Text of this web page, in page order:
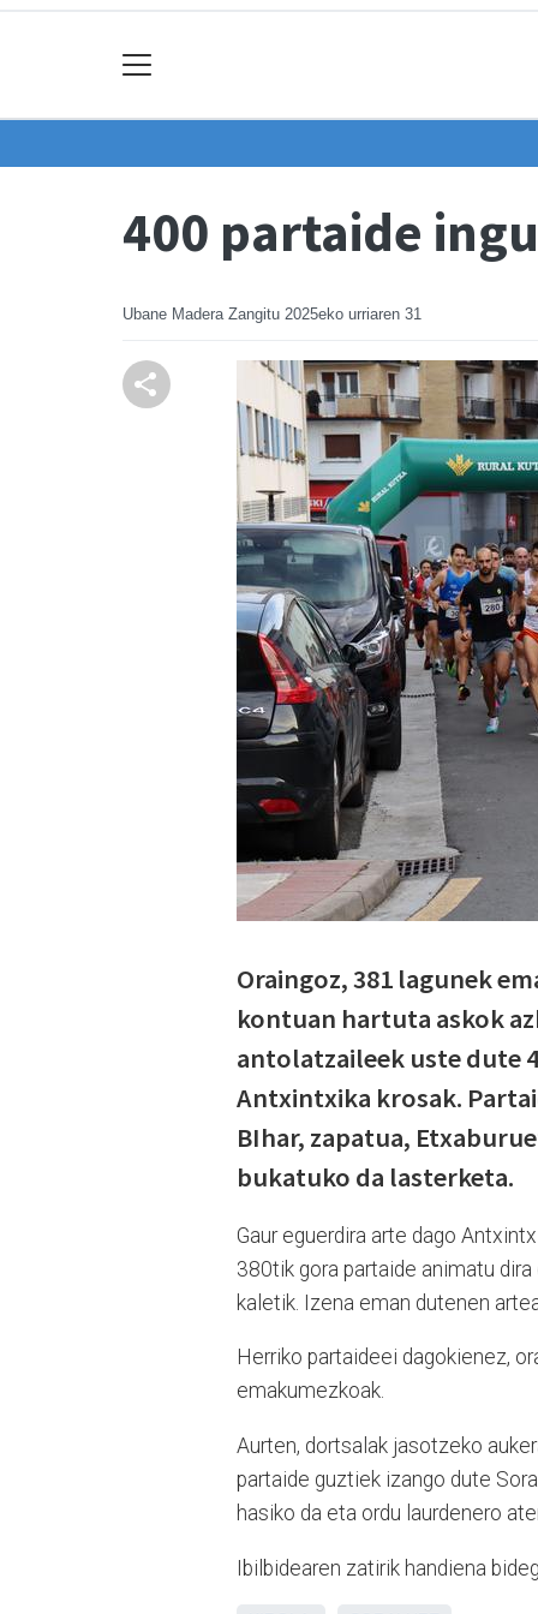
400 partaide
Ubane Madera Zangitu 2025eko urriaren 31
Oraingoz, 381 lagunek
kontuan hartuta askok
antolatzaileek uste dute
Antxintxika krosak.
BIhar, zapatua,
bukatuko da lasterketa.
Gaur eguerdira arte dago
380tik gora partaide animatu
kaletik. Izena eman dutenen
Herriko partaideei dagokienez,
emakumezkoak.
Aurten, dortsalak jasotzeko
partaide guztiek izango dute
hasiko da eta ordu laurdenero
Ibilbidearen zatirik handiena